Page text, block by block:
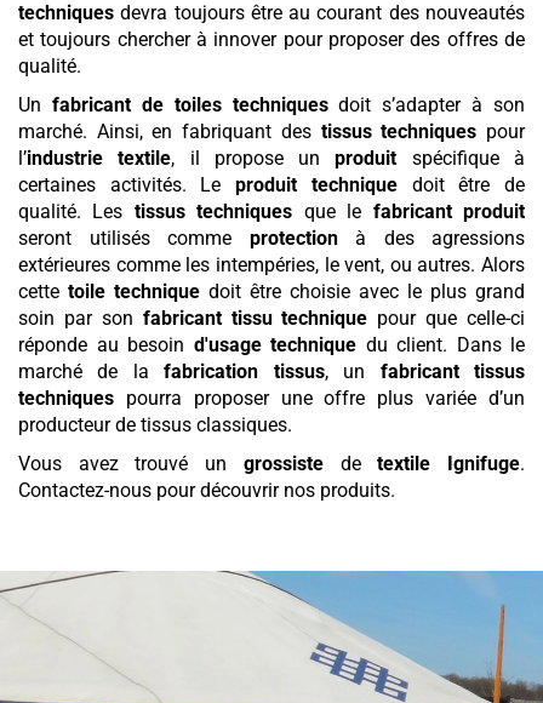
techniques devra toujours être au courant des nouveautés
et toujours chercher à innover pour proposer des offres de
qualité.
Un fabricant de toiles techniquesdoit s’adapter à son
marché. Ainsi, en fabriquant des tissus techniques pour
l’industrie textile, il propose unproduit spécifique à
certaines activités. Leproduit techniquedoit être de
qualité. Les tissus techniques que le fabricant produit
seront utilisés comme protectionà des agressions
extérieures comme les intempéries, le vent, ou autres. Alors
cette toile technique doit être choisie avec le plus grand
soin par son fabricant tissu technique pour que celle-ci
réponde au besoin d'usage technique du client. Dans le
marché de lafabrication tissus, un fabricant tissus
techniques pourra proposer une offre plus variée d’un
producteur de tissus classiques.
Vous avez trouvé un grossiste detextile Ignifuge.
Contactez-nous pour découvrir nos produits.